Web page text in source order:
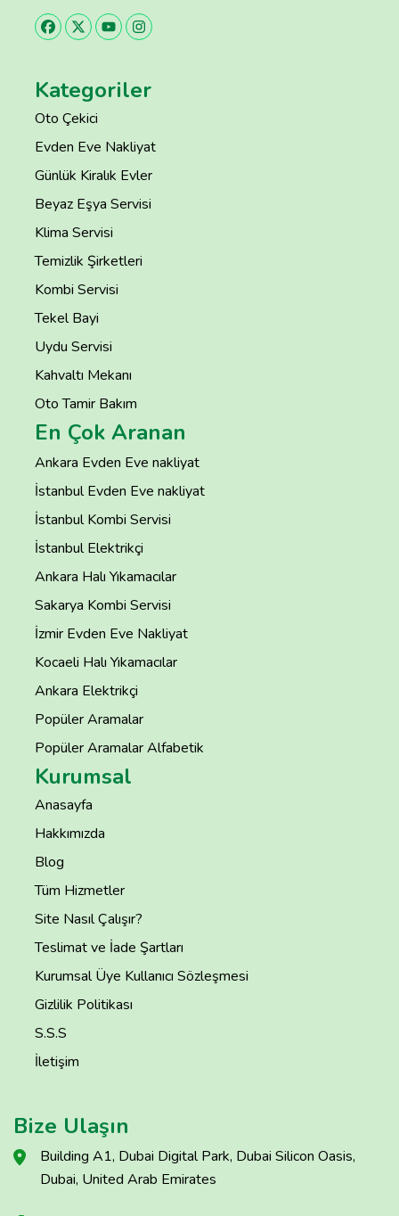
Kategoriler
Oto Çekici
Evden Eve Nakliyat
Günlük Kiralık Evler
Beyaz Eşya Servisi
Klima Servisi
Temizlik Şirketleri
Kombi Servisi
Tekel Bayi
Uydu Servisi
Kahvaltı Mekanı
Oto Tamir Bakım
En Çok Aranan
Ankara Evden Eve nakliyat
İstanbul Evden Eve nakliyat
İstanbul Kombi Servisi
İstanbul Elektrikçi
Ankara Halı Yıkamacılar
Sakarya Kombi Servisi
İzmir Evden Eve Nakliyat
Kocaeli Halı Yıkamacılar
Ankara Elektrikçi
Popüler Aramalar
Popüler Aramalar Alfabetik
Kurumsal
Anasayfa
Hakkımızda
Blog
Tüm Hizmetler
Site Nasıl Çalışır?
Teslimat ve İade Şartları
Kurumsal Üye Kullanıcı Sözleşmesi
Gizlilik Politikası
S.S.S
İletişim
Bize Ulaşın
Building A1, Dubai Digital Park, Dubai Silicon Oasis,
Dubai, United Arab Emirates